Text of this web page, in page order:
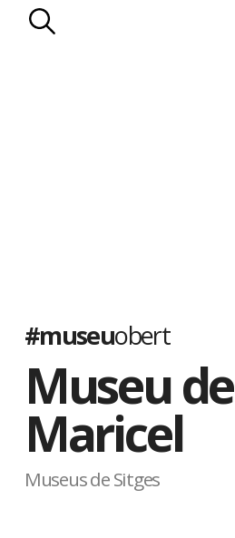
#museuobert
Museu de
Maricel
Museus de Sitges